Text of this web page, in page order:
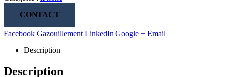
CONTACT
Facebook Gazouillement LinkedIn Google + Email
Description
Description